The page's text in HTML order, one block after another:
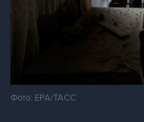
Фото: ЕРА/ТАСС